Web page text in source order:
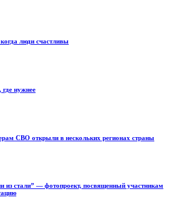
люди счастливы
нужнее
СВО открыли в нескольких регионах страны
из стали” — фотопроект, посвященный участникам